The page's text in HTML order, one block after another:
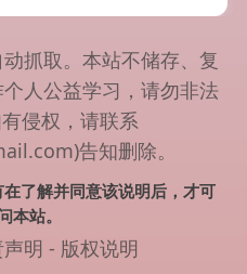
抓取。本站不储存、复
人公益学习，请勿非法
侵权，请联系
告知删除。
了解并同意该说明后，才可
本站。
明 - 版权说明